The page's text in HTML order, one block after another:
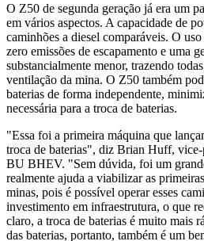
O Z50 de segunda geração já era um
em vários aspectos. A capacidade de
caminhões a diesel comparáveis. O
zero emissões de escapamento e uma
substancialmente menor, trazendo
ventilação da mina. O Z50 também
baterias de forma independente,
necessária para a troca de baterias.
"Essa foi a primeira máquina que
troca de baterias", diz Brian Huff, vice-
BU BHEV. "Sem dúvida, foi um
realmente ajuda a viabilizar as
minas, pois é possível operar esses
investimento em infraestrutura, o que
claro, a troca de baterias é muito mais
das baterias, portanto, também é um